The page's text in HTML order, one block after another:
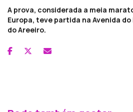
A prova, considerada a meia
Europa, teve partida na Avenida
do Areeiro.